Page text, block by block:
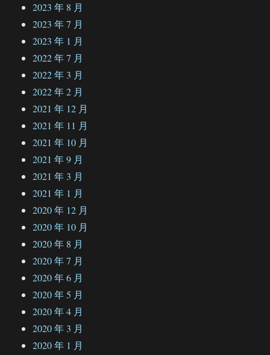
2023 年 8 月
2023 年 7 月
2023 年 1 月
2022 年 7 月
2022 年 3 月
2022 年 2 月
2021 年 12 月
2021 年 11 月
2021 年 10 月
2021 年 9 月
2021 年 3 月
2021 年 1 月
2020 年 12 月
2020 年 10 月
2020 年 8 月
2020 年 7 月
2020 年 6 月
2020 年 5 月
2020 年 4 月
2020 年 3 月
2020 年 1 月